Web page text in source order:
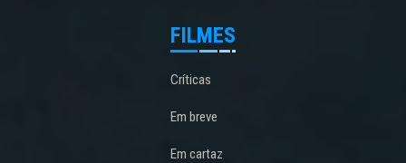
FILMES
Críticas
Em breve
Em cartaz